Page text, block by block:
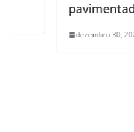
pavimentadas
dezembro 30, 2025 0